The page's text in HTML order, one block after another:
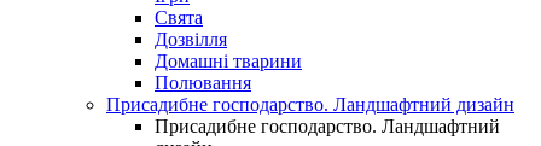
Свята
Дозвілля
Домашні тварини
Полювання
Присадибне господарство. Ландшафтний дизайн
Присадибне господарство. Ландшафтний